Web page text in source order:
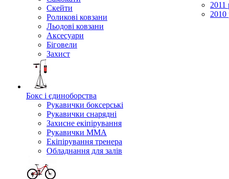
Скейти
Роликові ковзани
Льодові ковзани
Аксесуари
Біговели
Захист
Бокс і єдиноборства
Рукавички боксерські
Рукавички снарядні
Захисне екіпірування
Рукавички ММА
Екіпірування тренера
Обладнання для залів
2011
2010